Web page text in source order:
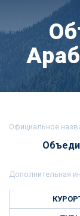
Официальное
Дополнительная